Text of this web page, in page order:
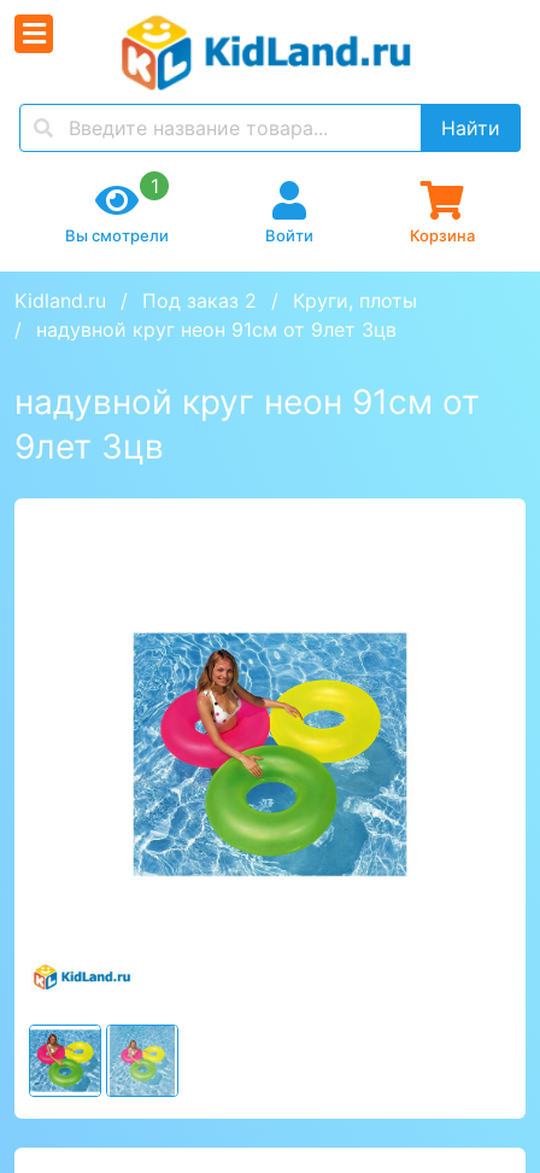
Найти
1
Вы смотрели Войти Корзина
Kidland.ru Под заказ 2
Круги, плоты
надувной круг неон 91см от 9лет 3цв
надувной круг неон 91см от
9лет 3цв